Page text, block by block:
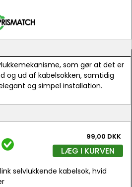
som gør at det er
og ud af kabelsokken, samtidig
og simpel installation.
99,00 DKK
LÆG I KURVEN
selvlukkende kabelsok, hvid